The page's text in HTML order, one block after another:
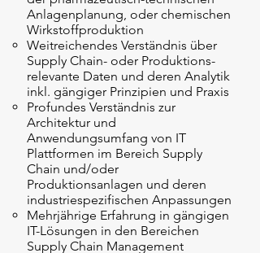
Anlagenplanung, oder chemischen
Wirkstoffproduktion
Weitreichendes Verständnis über
Supply Chain- oder Produktions-
relevante Daten und deren Analytik
inkl. gängiger Prinzipien und Praxis
Profundes Verständnis zur
Architektur und
Anwendungsumfang von IT
Plattformen im Bereich Supply
Chain und/oder
Produktionsanlagen und deren
industriespezifischen Anpassungen
Mehrjährige Erfahrung in gängigen
IT-Lösungen in den Bereichen
Supply Chain Management